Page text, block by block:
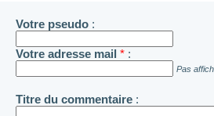
Votre pseudo :
Votre adresse mail * :
Pas
Titre du commentaire :